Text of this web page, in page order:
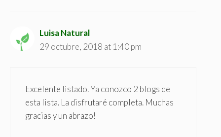
Luisa Natural
29 octubre, 2018 at 1:40 pm
Excelente listado. Ya conozco 2 blogs de
esta lista. La disfrutaré completa. Muchas
gracias y un abrazo!